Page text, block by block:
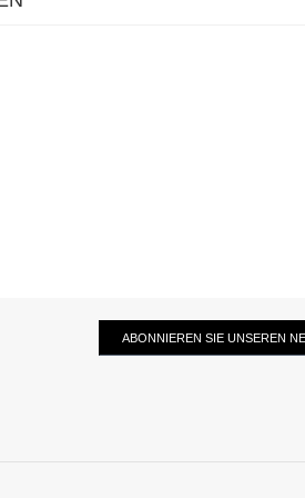
ABONNIEREN SIE UNSEREN